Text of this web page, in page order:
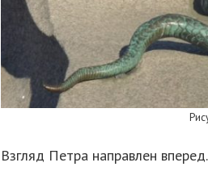
Взгляд Петра направлен